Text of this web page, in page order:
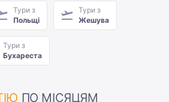
Тури з
Польщі
Тури з
Жешува
Тури з
Бухареста
ПО МІСЯЦЯМ